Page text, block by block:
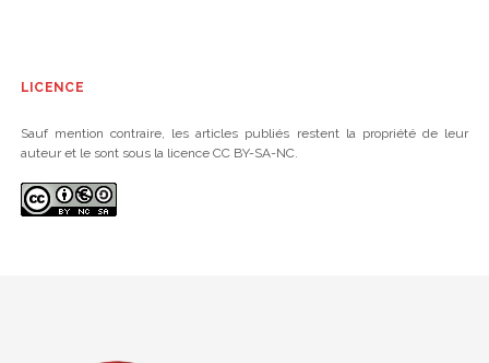
LICENCE
Sauf mention contraire, les articles publiés restent la propriété de leur
auteur et le sont sous la licence CC BY-SA-NC.